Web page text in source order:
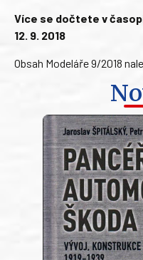
Více se dočtete v
12. 9. 2018
Obsah Modeláře 9/2018